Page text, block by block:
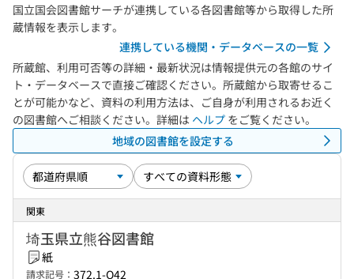
国立国会図書館サーチが連携している各図書館等から取得した所
蔵情報を表示します。
連携している機関・データベースの一覧
所蔵館、利用可否等の詳細・最新状況は情報提供元の各館のサイ
ト・データベースで直接ご確認ください。所蔵館から取寄せるこ
とが可能かなど、資料の利用方法は、ご自身が利用されるお近く
の図書館へご相談ください。詳細は ヘルプ をご覧ください。
地域の図書館を設定する
関東
埼玉県立熊谷図書館
紙
請求記号： 372.1-O42